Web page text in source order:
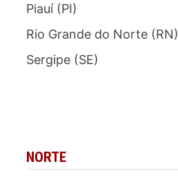
Piauí (PI)
Rio Grande do Norte (RN)
Sergipe (SE)
NORTE